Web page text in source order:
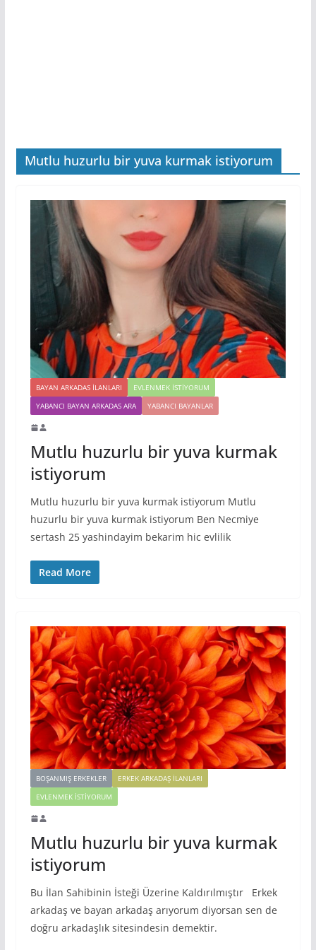
Mutlu huzurlu bir yuva kurmak istiyorum
BAYAN ARKADAS ILANLARI
EVLENMEK İSTIYORUM
YABANCI BAYAN ARKADAS ARA
YABANCI BAYANLAR
Mutlu huzurlu bir yuva kurmak
istiyorum
Mutlu huzurlu bir yuva kurmak istiyorum Mutlu
huzurlu bir yuva kurmak istiyorum Ben Necmiye
sertash 25 yashindayim bekarim hic evlilik
Read More
BOŞANMIŞ ERKEKLER
ERKEK ARKADAŞ ILANLARI
EVLENMEK İSTIYORUM
Mutlu huzurlu bir yuva kurmak
istiyorum
Bu İlan Sahibinin İsteği Üzerine Kaldırılmıştır Erkek
arkadaş ve bayan arkadaş arıyorum diyorsan sen de
doğru arkadaşlık sitesindesin demektir.